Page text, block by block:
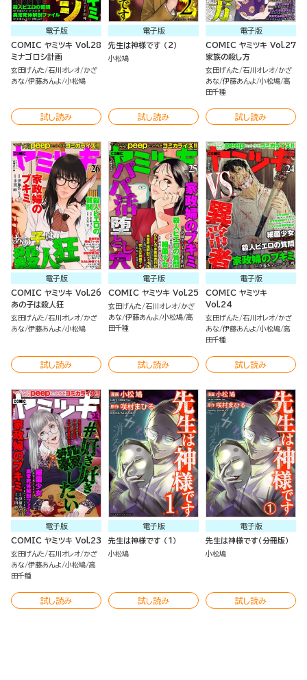
電子版
COMIC ヤミツキ Vol.28
ミナゴロシ計画
玄田げんた 石川オレオ かざ
あな 伊藤あんよ 小松鳩
試し読み
電子版
先生は神様です （2）
小松鳩
試し読み
電子版
COMIC ヤミツキ Vol.27
家族の殺し方
玄田げんた 石川オレオ かざ
あな 伊藤あんよ 小松鳩 高
田千種
試し読み
電子版
COMIC ヤミツキ Vol.26
あの子は殺人狂
玄田げんた 石川オレオ かざ
あな 伊藤あんよ 小松鳩
試し読み
電子版
COMIC ヤミツキ Vol.25
玄田げんた 石川オレオ かざ
あな 伊藤あんよ 小松鳩 高
田千種
試し読み
電子版
COMIC ヤミツキ
Vol.24
玄田げんた 石川オレオ かざ
あな 伊藤あんよ 小松鳩 高
田千種
試し読み
電子版
COMIC ヤミツキ Vol.23
玄田げんた 石川オレオ かざ
あな 伊藤あんよ 小松鳩 高
田千種
試し読み
電子版
先生は神様です （1）
小松鳩
試し読み
電子版
先生は神様です（分冊版）
小松鳩
試し読み